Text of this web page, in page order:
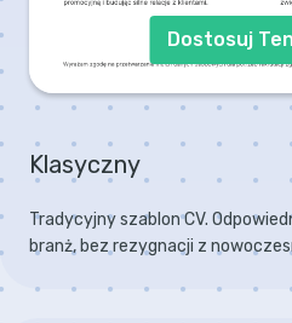
Dostosuj
Klasyczny
Tradycyjny szablon CV.
branż, bez rezygnacji z